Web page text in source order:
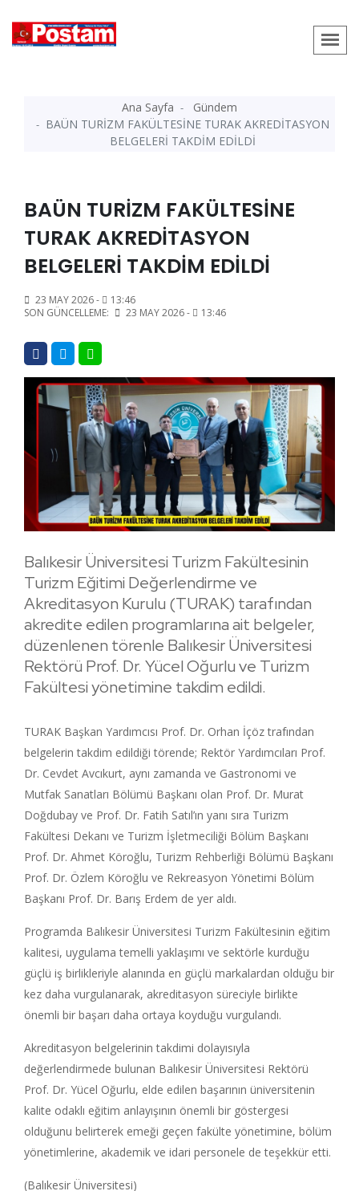
Ana Sayfa
Gündem
BAÜN TURİZM FAKÜLTESİNE TURAK AKREDİTASYON
BELGELERİ TAKDİM EDİLDİ
BAÜN TURİZM FAKÜLTESİNE
TURAK AKREDİTASYON
BELGELERİ TAKDİM EDİLDİ
23 MAY 2026 -
13:46
SON GÜNCELLEME:
23 MAY 2026 - 13:46
Balıkesir Üniversitesi Turizm Fakültesinin
Turizm Eğitimi Değerlendirme ve
Akreditasyon Kurulu (TURAK) tarafından
akredite edilen programlarına ait belgeler,
düzenlenen törenle Balıkesir Üniversitesi
Rektörü Prof. Dr. Yücel Oğurlu ve Turizm
Fakültesi yönetimine takdim edildi.
TURAK Başkan Yardımcısı Prof. Dr. Orhan İçöz trafından
belgelerin takdim edildiği törende; Rektör Yardımcıları Prof.
Dr. Cevdet Avcıkurt, aynı zamanda ve Gastronomi ve
Mutfak Sanatları Bölümü Başkanı olan Prof. Dr. Murat
Doğdubay ve Prof. Dr. Fatih Satıl’ın yanı sıra Turizm
Fakültesi Dekanı ve Turizm İşletmeciliği Bölüm Başkanı
Prof. Dr. Ahmet Köroğlu, Turizm Rehberliği Bölümü Başkanı
Prof. Dr. Özlem Köroğlu ve Rekreasyon Yönetimi Bölüm
Başkanı Prof. Dr. Barış Erdem de yer aldı.
Programda Balıkesir Üniversitesi Turizm Fakültesinin eğitim
kalitesi, uygulama temelli yaklaşımı ve sektörle kurduğu
güçlü iş birlikleriyle alanında en güçlü markalardan olduğu bir
kez daha vurgulanarak, akreditasyon süreciyle birlikte
önemli bir başarı daha ortaya koyduğu vurgulandı.
Akreditasyon belgelerinin takdimi dolayısıyla
değerlendirmede bulunan Balıkesir Üniversitesi Rektörü
Prof. Dr. Yücel Oğurlu, elde edilen başarının üniversitenin
kalite odaklı eğitim anlayışının önemli bir göstergesi
olduğunu belirterek emeği geçen fakülte yönetimine, bölüm
yönetimlerine, akademik ve idari personele de teşekkür etti.
(Balıkesir Üniversitesi)